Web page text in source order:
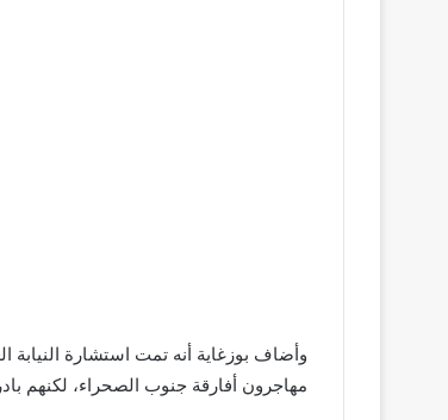
وأضاف بوزغاية أنه تمت استشارة النيابة
مهاجرون أفارقة جنوب الصحراء، لكنهم